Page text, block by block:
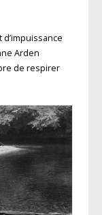
Arden
de respirer